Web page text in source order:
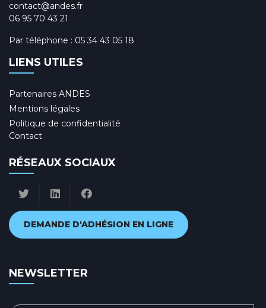
contact@andes.fr
06 95 70 43 21
Par téléphone : 05 34 43 05 18
LIENS UTILES
Partenaires ANDES
Mentions légales
Politique de confidentialité
Contact
RÉSEAUX SOCIAUX
DEMANDE D'ADHÉSION EN LIGNE
NEWSLETTER